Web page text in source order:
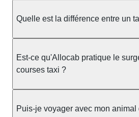
taxi berline accueille en général
ou nombreux, précisez-le dans le
au chauffeur" lors de la
pas impacté par le nombre de
Quelle est la différence entre un
prendre en charge directement
station ou sur réservation, avec un
réservation et propose un prix fixe
l'avance. Chez Allocab, réservez
Est-ce qu'Allocab pratique le
courses taxi ?
réglementation préfectorale et
Puis-je voyager avec mon